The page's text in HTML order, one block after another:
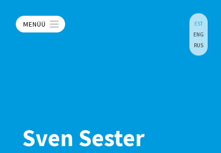
MENÜÜ
EST
ENG
RUS
Sven Sester